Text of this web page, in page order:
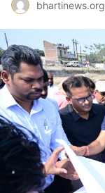
bhartinews.org